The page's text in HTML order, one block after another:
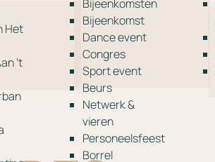
Het
’t
Bijeenkomsten
Bijeenkomst
Dance event
Congres
Sport event
Beurs
Netwerk &
vieren
Personeelsfeest
Borrel